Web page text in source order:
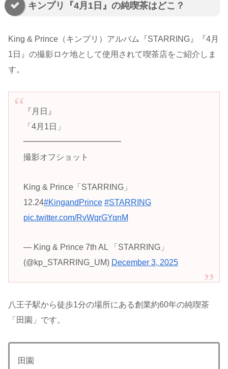
キンプリ『4月1日』の純喫茶はどこ？
King & Prince（キンプリ）アルバム『STARRING』『4月
1日』の撮影ロケ地として使用されて喫茶店をご紹介しま
す。
『月日』
「4月1日」
━━━━━━━━━━━━
撮影オフショット
King & Prince「STARRING」
12.24#KingandPrince #STARRING
pic.twitter.com/RvWqrGYqnM
— King & Prince 7th AL 「STARRING」
(@kp_STARRING_UM) December 3, 2025
八王子駅から徒歩1分の場所にある創業約60年の純喫茶
「田園」です。
田園